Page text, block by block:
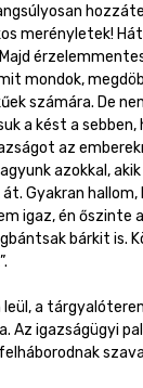
merényletek!
mondok,
számára. De
a kést a sebben,
az
azokkal,
Gyakran
igaz, én őszinte
bárkit is.
leül, a
Az igazságügyi